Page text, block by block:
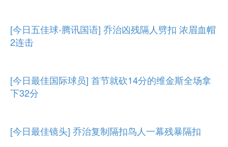
[今日五佳球-腾讯国语] 乔治凶残隔人劈扣 浓眉血帽
2连击
[今日最佳国际球员] 首节就砍14分的维金斯全场拿
下32分
[今日最佳镜头] 乔治复制隔扣鸟人一幕残暴隔扣